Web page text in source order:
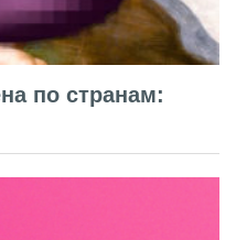
по странам: